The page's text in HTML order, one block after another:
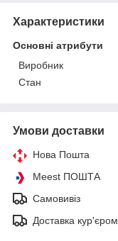
Характеристики
Основні атрибути
Виробник
Стан
Умови доставки
Нова Пошта
Meest ПОШТА
Самовивіз
Доставка кур'єром